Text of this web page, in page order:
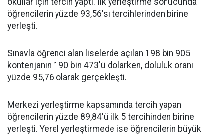
okullar için tercih yaptı. İlk yerleştirme sonucunda
öğrencilerin yüzde 93,56'sı tercihlerinden birine
yerleşti.
Sınavla öğrenci alan liselerde açılan 198 bin 905
kontenjanın 190 bin 473'ü dolarken, doluluk oranı
yüzde 95,76 olarak gerçekleşti.
Merkezi yerleştirme kapsamında tercih yapan
öğrencilerin yüzde 89,84'ü ilk 5 tercihinden birine
yerleşti. Yerel yerleştirmede ise öğrencilerin büyük